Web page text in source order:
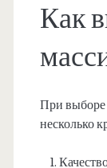
Как
При выборе
несколько